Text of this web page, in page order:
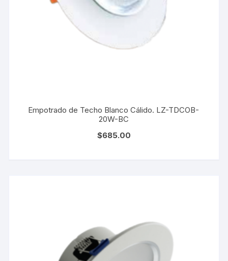
Empotrado de Techo Blanco Cálido. LZ-TDCOB-
20W-BC
$685.00